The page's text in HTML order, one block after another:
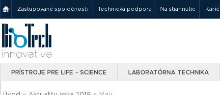
Zastupované spoločnosti Technická podpora Na stiahnutie
PRÍSTROJE PRE LIFE - SCIENCE LABORATÓRNA TECHNIKA